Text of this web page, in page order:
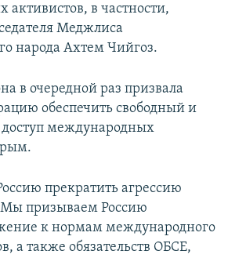
активистов, в частности,
Меджлиса
народа Ахтем Чийгоз.
в очередной раз призвала
обеспечить свободный и
международных
прекратить агрессию
призываем Россию
к нормам международного
а также обязательств ОБСЕ,